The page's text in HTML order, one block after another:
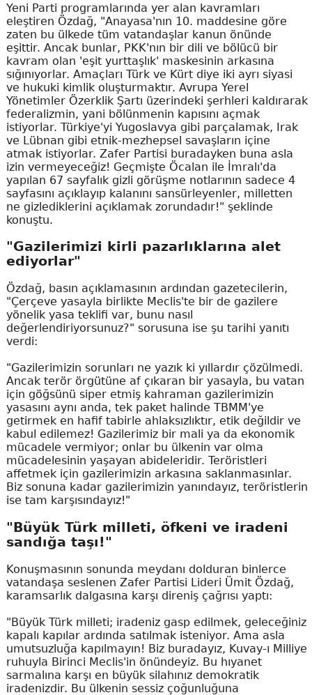
Yeni Parti programlarında yer alan kavramları
eleştiren Özdağ, "Anayasa'nın 10. maddesine göre
zaten bu ülkede tüm vatandaşlar kanun önünde
eşittir. Ancak bunlar, PKK'nın bir dili ve bölücü bir
kavram olan 'eşit yurttaşlık' maskesinin arkasına
sığınıyorlar. Amaçları Türk ve Kürt diye iki ayrı siyasi
ve hukuki kimlik oluşturmaktır. Avrupa Yerel
Yönetimler Özerklik Şartı üzerindeki şerhleri kaldırarak
federalizmin, yani bölünmenin kapısını açmak
istiyorlar. Türkiye'yi Yugoslavya gibi parçalamak, Irak
ve Lübnan gibi etnik-mezhepsel savaşların içine
atmak istiyorlar. Zafer Partisi buradayken buna asla
izin vermeyeceğiz! Geçmişte Öcalan ile İmralı'da
yapılan 67 sayfalık gizli görüşme notlarının sadece 4
sayfasını açıklayıp kalanını sansürleyenler, milletten
ne gizlediklerini açıklamak zorundadır!" şeklinde
konuştu.
"Gazilerimizi kirli pazarlıklarına alet
ediyorlar"
Özdağ, basın açıklamasının ardından gazetecilerin,
"Çerçeve yasayla birlikte Meclis'te bir de gazilere
yönelik yasa teklifi var, bunu nasıl
değerlendiriyorsunuz?" sorusuna ise şu tarihi yanıtı
verdi:
"Gazilerimizin sorunları ne yazık ki yıllardır çözülmedi.
Ancak terör örgütüne af çıkaran bir yasayla, bu vatan
için göğsünü siper etmiş kahraman gazilerimizin
yasasını aynı anda, tek paket halinde TBMM'ye
getirmek en hafif tabirle ahlaksızlıktır, etik değildir ve
kabul edilemez! Gazilerimiz bir mali ya da ekonomik
mücadele vermiyor; onlar bu ülkenin var olma
mücadelesinin yaşayan abideleridir. Teröristleri
affetmek için gazilerimizin arkasına saklanmasınlar.
Biz sonuna kadar gazilerimizin yanındayız, teröristlerin
ise tam karşısındayız!"
"Büyük Türk milleti, öfkeni ve iradeni
sandığa taşı!"
Konuşmasının sonunda meydanı dolduran binlerce
vatandaşa seslenen Zafer Partisi Lideri Ümit Özdağ,
karamsarlık dalgasına karşı direniş çağrısı yaptı:
"Büyük Türk milleti; iradeniz gasp edilmek, geleceğiniz
kapalı kapılar ardında satılmak isteniyor. Ama asla
umutsuzluğa kapılmayın! Biz buradayız, Kuvay-ı Milliye
ruhuyla Birinci Meclis'in önündeyiz. Bu hıyanet
sarmalına karşı en büyük silahınız demokratik
iradenizdir. Bu ülkenin sessiz çoğunluğuna